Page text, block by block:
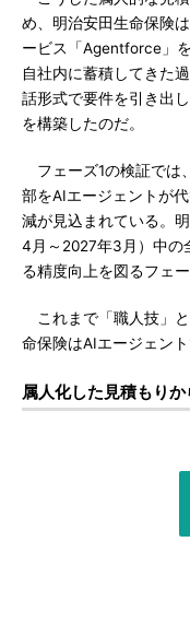
め、明治安田生命保険
ービス「Agentforce」
自社内に蓄積してきた
話形式で要件を引き出
を構築したのだ。
フェーズ1の検証では
部をAIエージェントが
減が見込まれている。
4月～2027年3月）中の
る精度向上を図るフェ
これまで「職人技」
命保険はAIエージェン
属人化した見積もり